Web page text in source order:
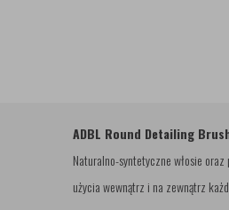
ADBL Round Detailing
Naturalno-syntetyczne włosie
użycia wewnątrz i na zewnątrz